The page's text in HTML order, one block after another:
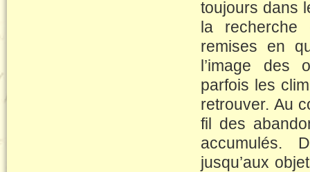
toujours dans
la recherche
remises en
l’image des
parfois les
retrouver. Au
fil des
accumulés.
jusqu’aux